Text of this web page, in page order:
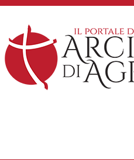
Skip
content